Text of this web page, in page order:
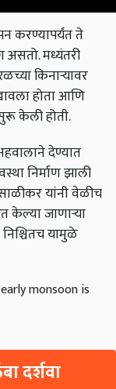
करण्यापर्यंत ते
असतो. मध्यंतरी
किनाऱ्यावर
होता आणि
केली होती.
देण्यात
निर्माण झाली
यांनी वेळीच
केल्या जाणाऱ्या
यामुळे
monsoon is
दर्शवा